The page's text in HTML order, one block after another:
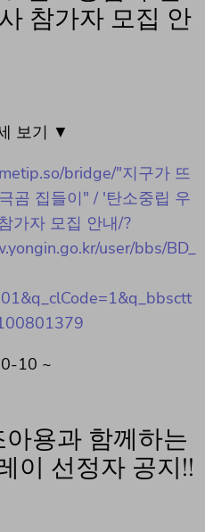
참가자 모집 안
보기 ▼
bridge/"지구가 뜨
곰 집들이" / '탄소중립 우
가자 모집 안내/?
user/bbs/BD_
10 ~
아용과 함께하는
이 선정자 공지!!